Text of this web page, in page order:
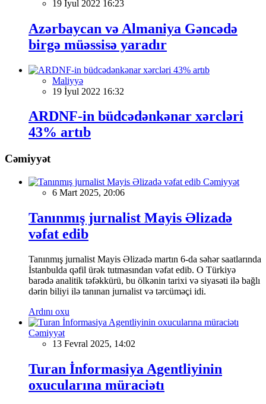
19 İyul 2022 16:23
Azərbaycan və Almaniya Gəncədə
birgə müəssisə yaradır
Maliyyə
19 İyul 2022 16:32
ARDNF-in büdcədənkənar xərcləri
43% artıb
Cəmiyyət
Cəmiyyət
6 Mart 2025, 20:06
Tanınmış jurnalist Mayis Əlizadə
vəfat edib
Tanınmış jurnalist Mayis Əlizadə martın 6-da səhər saatlarında
İstanbulda qəfil ürək tutmasından vəfat edib. O Türkiyə
barədə analitik təfəkkürü, bu ölkənin tarixi və siyasəti ilə bağlı
dərin biliyi ilə tanınan jurnalist və tərcüməçi idi.
Ardını oxu
Cəmiyyət
13 Fevral 2025, 14:02
Turan İnformasiya Agentliyinin
oxucularına müraciətı